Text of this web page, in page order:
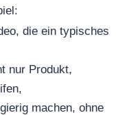
die ein typisches
nur Produkt,
machen, ohne